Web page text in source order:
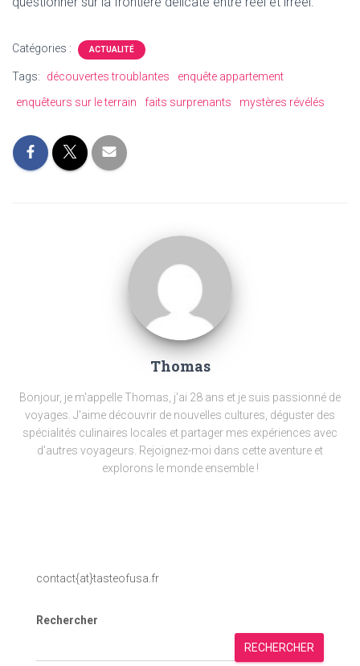
Catégories : ACTUALITÉ
Tags: découvertes troublantes
enquête appartement
enquêteurs sur le terrain
faits surprenants mystères révélés
Thomas
Bonjour, je m'appelle Thomas, j'ai 28 ans et je suis passionné de
voyages. J'aime découvrir de nouvelles cultures, déguster des
spécialités culinaires locales et partager mes expériences avec
d'autres voyageurs. Rejoignez-moi dans cette aventure et
explorons le monde ensemble !
contact{at}tasteofusa.fr
Rechercher
RECHERCHER